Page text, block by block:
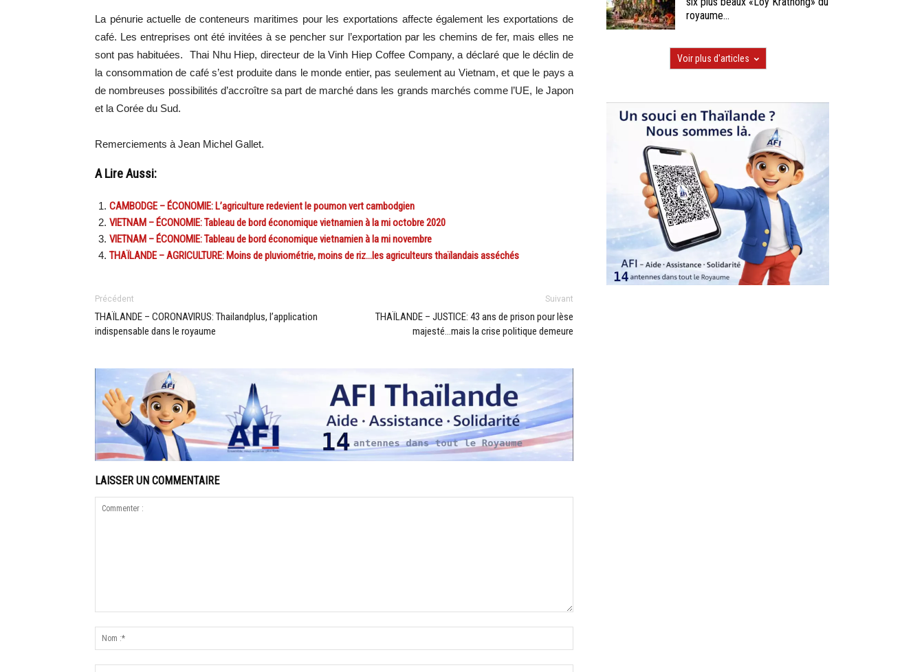
La pénurie actuelle de conteneurs maritimes pour les exportations affecte également les exportations de
café. Les entreprises ont été invitées à se pencher sur l’exportation par les chemins de fer, mais elles ne
sont pas habituées. Thai Nhu Hiep, directeur de la Vinh Hiep Coffee Company, a déclaré que le déclin de
la consommation de café s’est produite dans le monde entier, pas seulement au Vietnam, et que le pays a
de nombreuses possibilités d’accroître sa part de marché dans les grands marchés comme l’UE, le Japon
et la Corée du Sud.
Remerciements à Jean Michel Gallet.
A Lire Aussi:
CAMBODGE – ÉCONOMIE: L’agriculture redevient le poumon vert cambodgien
VIETNAM – ÉCONOMIE: Tableau de bord économique vietnamien à la mi octobre 2020
VIETNAM – ÉCONOMIE: Tableau de bord économique vietnamien à la mi novembre
THAÏLANDE – AGRICULTURE: Moins de pluviométrie, moins de riz…les agriculteurs thaïlandais asséchés
Précédent
THAÏLANDE – CORONAVIRUS: Thailandplus, l’application
indispensable dans le royaume
Suivant
THAÏLANDE – JUSTICE: 43 ans de prison pour lèse
majesté…mais la crise politique demeure
LAISSER UN COMMENTAIRE
royaume...
Voir plus d'articles